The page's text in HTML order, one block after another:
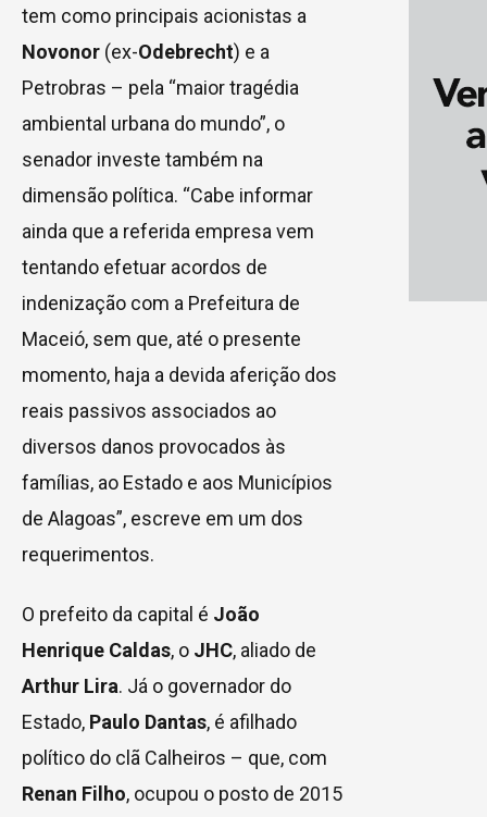
tem como principais acionistas a
Novonor (ex-Odebrecht) e a
Petrobras – pela “maior tragédia
ambiental urbana do mundo”, o
senador investe também na
dimensão política. “Cabe informar
ainda que a referida empresa vem
tentando efetuar acordos de
indenização com a Prefeitura de
Maceió, sem que, até o presente
momento, haja a devida aferição dos
reais passivos associados ao
diversos danos provocados às
famílias, ao Estado e aos Municípios
de Alagoas”, escreve em um dos
requerimentos.
O prefeito da capital é João
Henrique Caldas, o JHC, aliado de
Arthur Lira. Já o governador do
Estado, Paulo Dantas, é afilhado
político do clã Calheiros – que, com
Renan Filho, ocupou o posto de 2015